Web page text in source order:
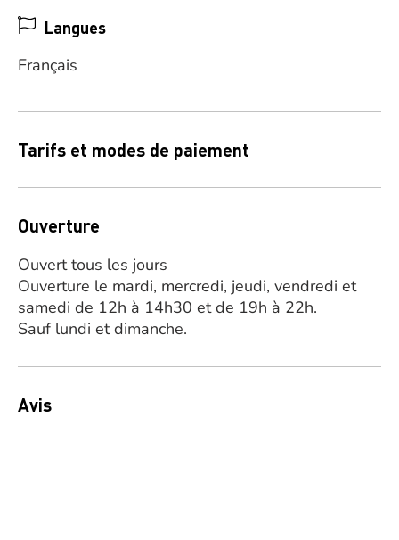
Langues
Français
Tarifs et modes de paiement
Ouverture
Ouvert tous les jours
Ouverture le mardi, mercredi, jeudi, vendredi et
samedi de 12h à 14h30 et de 19h à 22h.
Sauf lundi et dimanche.
Avis